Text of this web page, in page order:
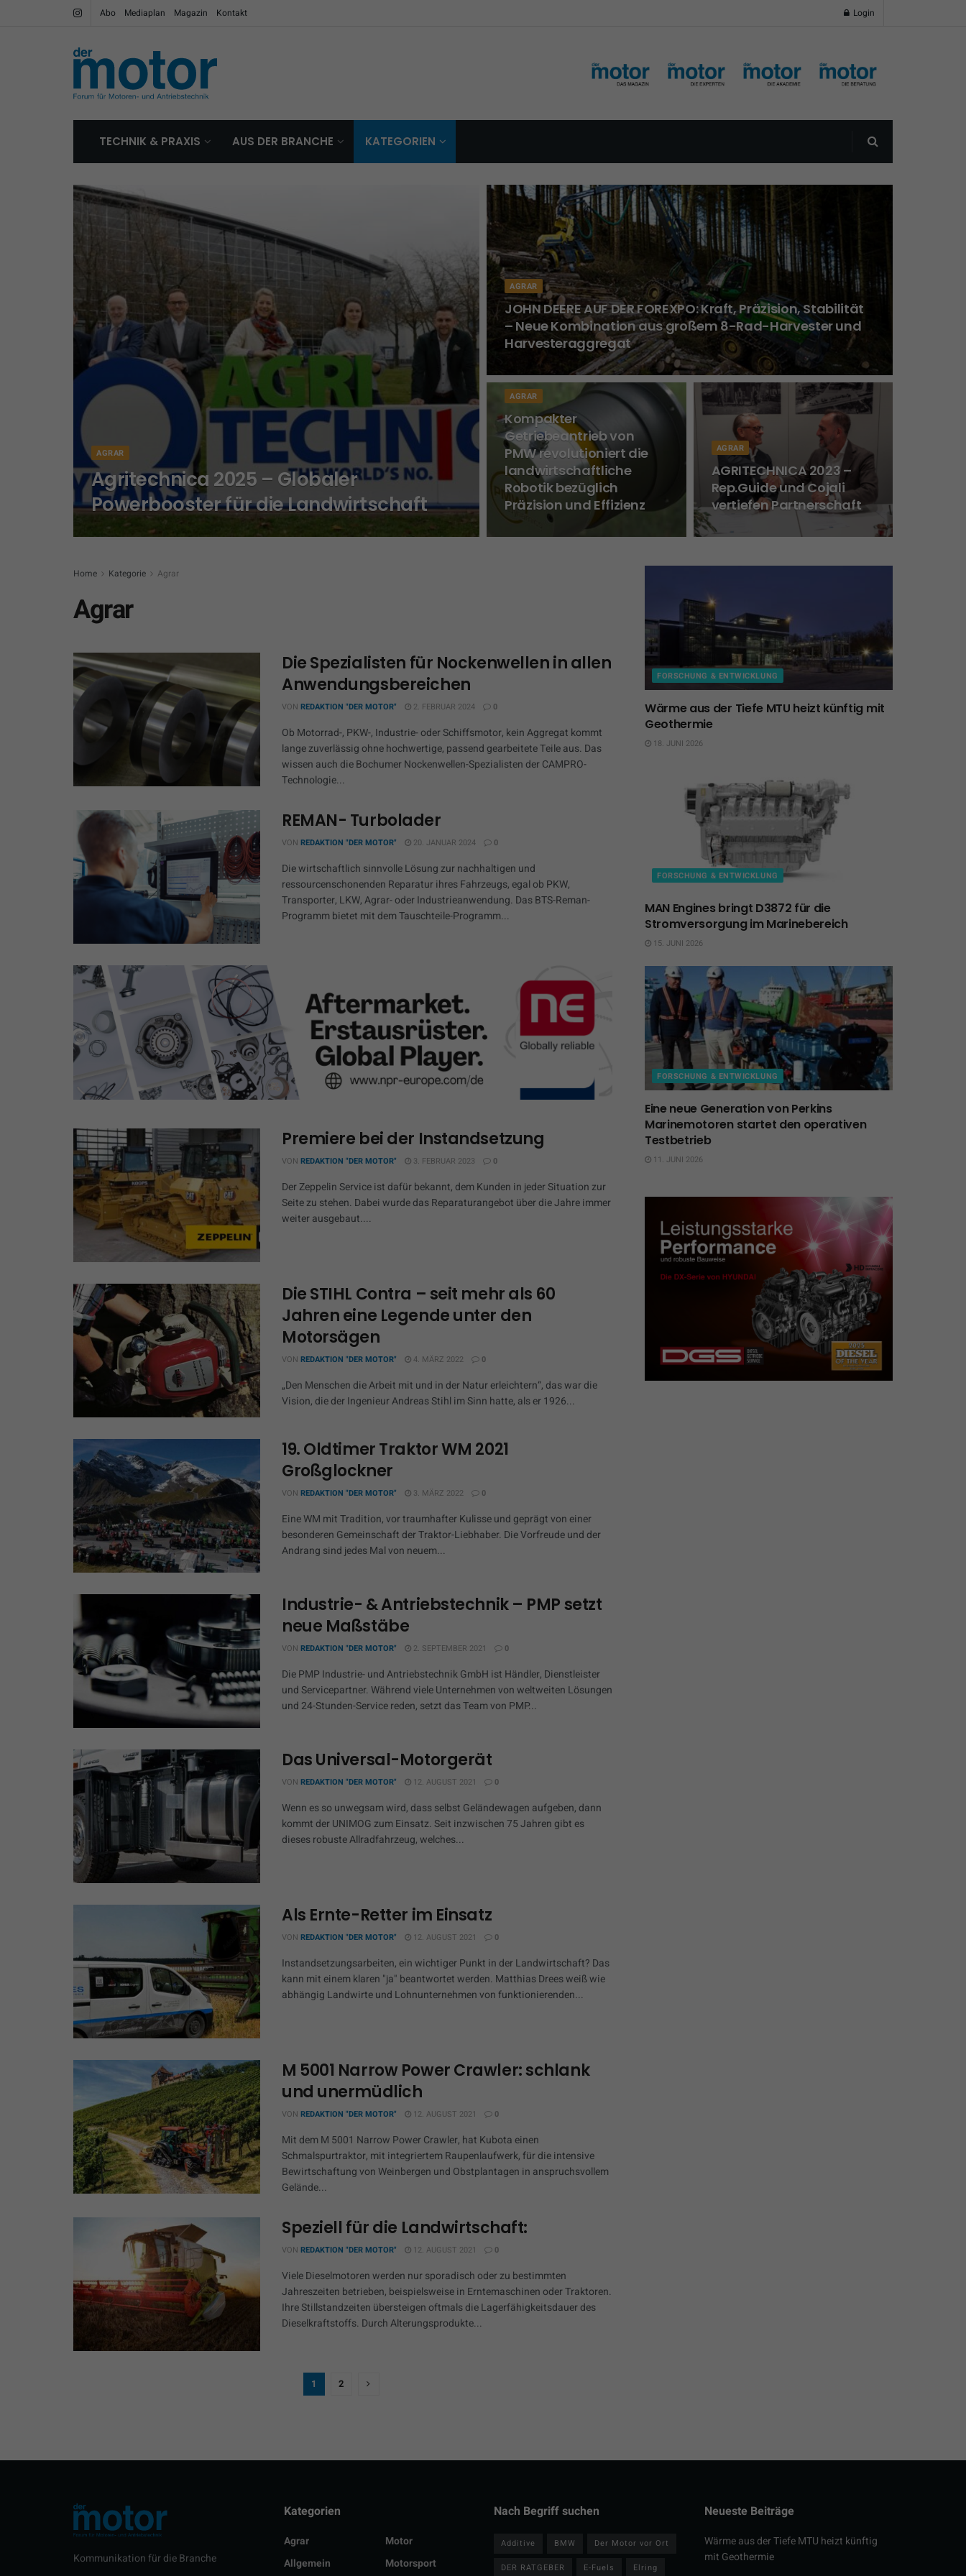
Abo Mediaplan Magazin Kontakt Login
TECHNIK & PRAXIS AUS DER BRANCHE KATEGORIEN
AGRAR
Agritechnica 2025 – Globaler
Powerbooster für die Landwirtschaft
AGRAR
JOHN DEERE AUF DER FOREXPO: Kraft, Präzision, Stabilität
– Neue Kombination aus großem 8-Rad-Harvester und
Harvesteraggregat
AGRAR
Kompakter
Getriebeantrieb von
PMW revolutioniert die
landwirtschaftliche
Robotik bezüglich
Präzision und Effizienz
AGRAR
AGRITECHNICA 2023 –
Rep.Guide und Cojali
vertiefen Partnerschaft
Home Kategorie Agrar
Agrar
Die Spezialisten für Nockenwellen in allen
Anwendungsbereichen
VON REDAKTION "DER MOTOR" 2. FEBRUAR 2024 0
Ob Motorrad-, PKW-, Industrie- oder Schiffsmotor, kein Aggregat kommt
lange zuverlässig ohne hochwertige, passend gearbeitete Teile aus. Das
wissen auch die Bochumer Nockenwellen-Spezialisten der CAMPRO-
Technologie...
REMAN- Turbolader
VON REDAKTION "DER MOTOR" 20. JANUAR 2024 0
Die wirtschaftlich sinnvolle Lösung zur nachhaltigen und
ressourcenschonenden Reparatur ihres Fahrzeugs, egal ob PKW,
Transporter, LKW, Agrar- oder Industrieanwendung. Das BTS-Reman-
Programm bietet mit dem Tauschteile-Programm...
Premiere bei der Instandsetzung
VON REDAKTION "DER MOTOR" 3. FEBRUAR 2023 0
Der Zeppelin Service ist dafür bekannt, dem Kunden in jeder Situation zur
Seite zu stehen. Dabei wurde das Reparaturangebot über die Jahre immer
weiter ausgebaut....
Die STIHL Contra – seit mehr als 60
Jahren eine Legende unter den
Motorsägen
VON REDAKTION "DER MOTOR" 4. MÄRZ 2022 0
„Den Menschen die Arbeit mit und in der Natur erleichtern“, das war die
Vision, die der Ingenieur Andreas Stihl im Sinn hatte, als er 1926...
19. Oldtimer Traktor WM 2021
Großglockner
VON REDAKTION "DER MOTOR" 3. MÄRZ 2022 0
Eine WM mit Tradition, vor traumhafter Kulisse und geprägt von einer
besonderen Gemeinschaft der Traktor-Liebhaber. Die Vorfreude und der
Andrang sind jedes Mal von neuem...
Industrie- & Antriebstechnik – PMP setzt
neue Maßstäbe
VON REDAKTION "DER MOTOR" 2. SEPTEMBER 2021 0
Die PMP Industrie- und Antriebstechnik GmbH ist Händler, Dienstleister
und Servicepartner. Während viele Unternehmen von weltweiten Lösungen
und 24-Stunden-Service reden, setzt das Team von PMP...
Das Universal-Motorgerät
VON REDAKTION "DER MOTOR" 12. AUGUST 2021 0
Wenn es so unwegsam wird, dass selbst Geländewagen aufgeben, dann
kommt der UNIMOG zum Einsatz. Seit inzwischen 75 Jahren gibt es
dieses robuste Allradfahrzeug, welches...
Als Ernte-Retter im Einsatz
VON REDAKTION "DER MOTOR" 12. AUGUST 2021 0
Instandsetzungsarbeiten, ein wichtiger Punkt in der Landwirtschaft? Das
kann mit einem klaren "ja" beantwortet werden. Matthias Drees weiß wie
abhängig Landwirte und Lohnunternehmen von funktionierenden...
M 5001 Narrow Power Crawler: schlank
und unermüdlich
VON REDAKTION "DER MOTOR" 12. AUGUST 2021 0
Mit dem M 5001 Narrow Power Crawler, hat Kubota einen
Schmalspurtraktor, mit integriertem Raupenlaufwerk, für die intensive
Bewirtschaftung von Weinbergen und Obstplantagen in anspruchsvollem
Gelände...
Speziell für die Landwirtschaft:
VON REDAKTION "DER MOTOR" 12. AUGUST 2021 0
Viele Dieselmotoren werden nur sporadisch oder zu bestimmten
Jahreszeiten betrieben, beispielsweise in Erntemaschinen oder Traktoren.
Ihre Stillstandzeiten übersteigen oftmals die Lagerfähigkeitsdauer des
Dieselkraftstoffs. Durch Alterungsprodukte...
1 2
FORSCHUNG & ENTWICKLUNG
Wärme aus der Tiefe MTU heizt künftig mit
Geothermie
18. JUNI 2026
FORSCHUNG & ENTWICKLUNG
MAN Engines bringt D3872 für die
Stromversorgung im Marinebereich
15. JUNI 2026
FORSCHUNG & ENTWICKLUNG
Eine neue Generation von Perkins
Marinemotoren startet den operativen
Testbetrieb
11. JUNI 2026
Kommunikation für die Branche
Kategorien
Agrar
Allgemein
Motor
Motorsport
Nach Begriff suchen
Additive BMW
Der Motor vor Ort
DER RATGEBER
E-Fuels Elring
Neueste Beiträge
Wärme aus der Tiefe MTU heizt künftig
mit Geothermie